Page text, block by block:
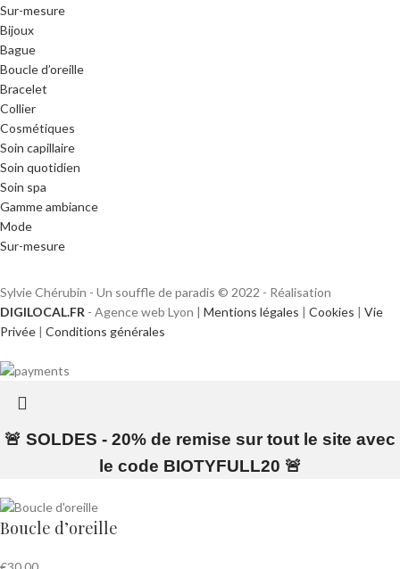
Sur-mesure
Bijoux
Bague
Boucle d’oreille
Bracelet
Collier
Cosmétiques
Soin capillaire
Soin quotidien
Soin spa
Gamme ambiance
Mode
Sur-mesure
Sylvie Chérubin - Un souffle de paradis © 2022 - Réalisation
DIGILOCAL.FR - Agence web Lyon | Mentions légales | Cookies | Vie
Privée | Conditions générales
🚨 SOLDES - 20% de remise sur tout le site avec
le code BIOTYFULL20 🚨
Boucle d’oreille